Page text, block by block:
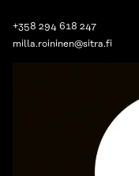
+358 294 618 247
milla.roininen@sitra.fi